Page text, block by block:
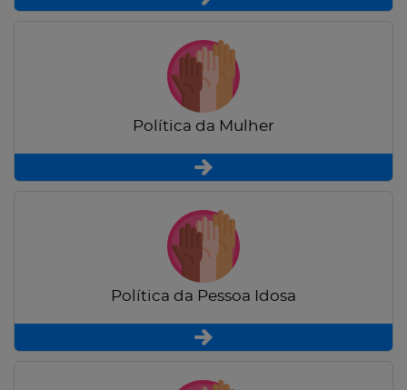
Política da Mulher
Política da Pessoa Idosa